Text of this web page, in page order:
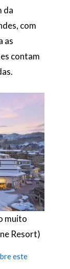
da
com
as
contam
muito
Resort)
este